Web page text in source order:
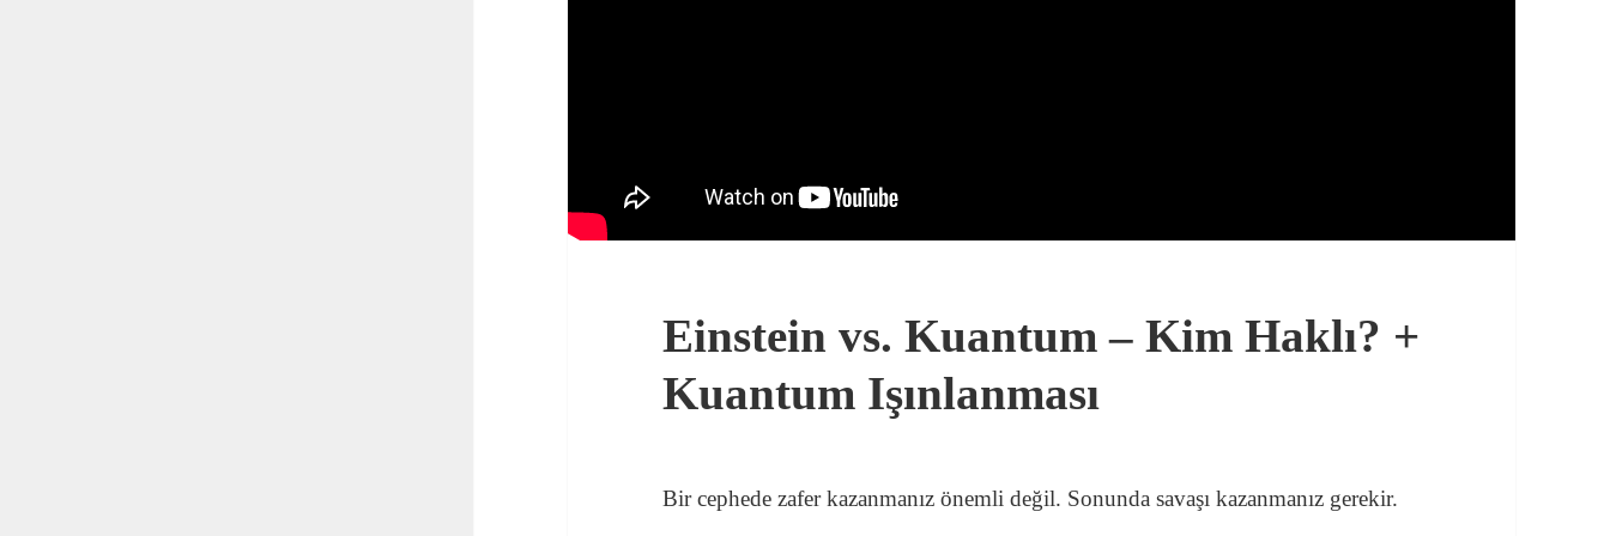
Einstein vs. Kuantum – Kim Haklı? +
Kuantum Işınlanması
Bir cephede zafer kazanmanız önemli değil. Sonunda savaşı kazanmanız gerekir.